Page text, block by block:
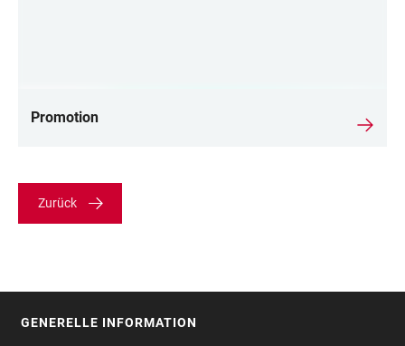
Promotion
Zurück
GENERELLE INFORMATION